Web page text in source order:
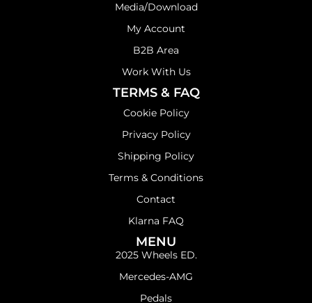
Media/Download
My Account
B2B Area
Work With Us
TERMS & FAQ
Cookie Policy
Privacy Policy
Shipping Policy
Terms & Conditions
Contact
Klarna FAQ
MENU
2025 Wheels ED.
Mercedes-AMG
Pedals